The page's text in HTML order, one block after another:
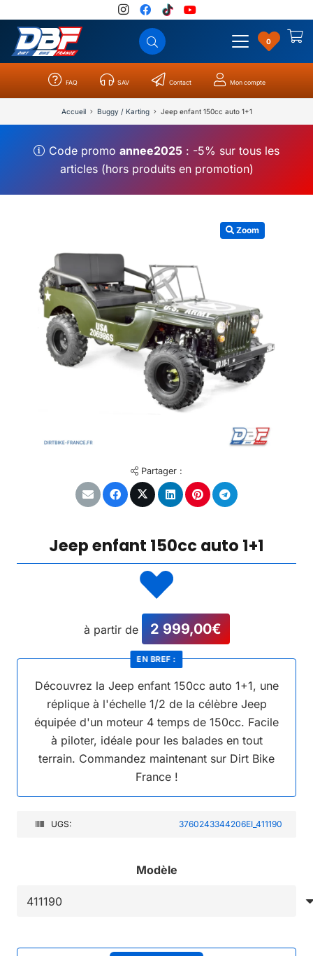
0
FAQ SAV Contact Mon compte
Accueil Buggy / Karting Jeep enfant 150cc auto 1+1
Code promoannee2025 : -5% sur tous les
articles (hors produits en promotion)
Zoom
Partager :
Jeep enfant 150cc auto 1+1
à partir de 2 999,00€
Découvrez la Jeep enfant 150cc auto 1+1, une
réplique à l'échelle 1/2 de la célèbre Jeep
équipée d'un moteur 4 temps de 150cc. Facile
à piloter, idéale pour les balades en tout
terrain. Commandez maintenant sur Dirt Bike
France !
EN BREF :
UGS: 3760243344206EI_411190
Modèle
Catégories Résultats